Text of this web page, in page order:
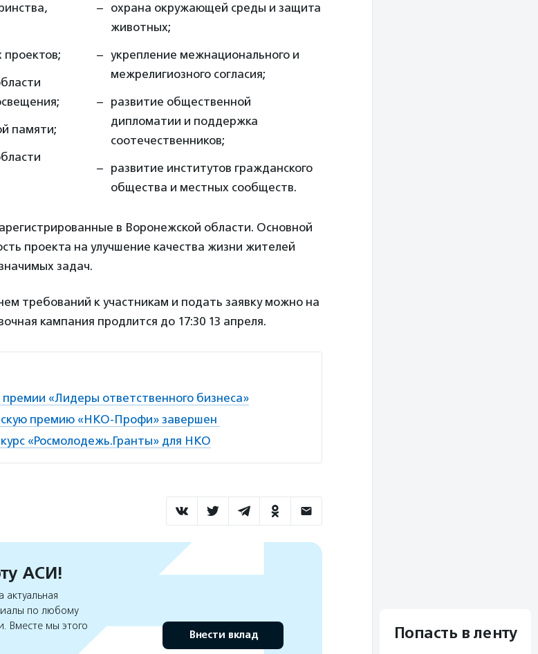
памяти;
охрана окружающей среды и защита
животных;
укрепление межнационального и
межрелигиозного согласия;
развитие общественной
дипломатии и поддержка
соотечественников;
развитие институтов гражданского
общества и местных сообществ.
в Воронежской области. Основной
проекта на улучшение качества жизни жителей
задач.
требований к участникам и подать заявку можно на
кампания продлится до 17:30 13 апреля.
«Лидеры ответственного бизнеса»
премию «НКО-Профи» завершен
«Росмолодежь.Гранты» для НКО
АСИ!
по любому
Вместе мы этого
Внести вклад Попасть в ленту